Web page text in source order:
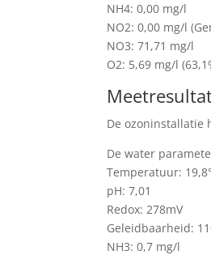
NH4: 0,00 mg/l
NO2: 0,00 mg/l
NO3: 71,71 mg/l
O2: 5,69 mg/l
De ozoninstallatie
De water
Temperatuur:
pH: 7,01
Redox: 278mV
Geleidbaarheid:
NH3: 0,7 mg/l